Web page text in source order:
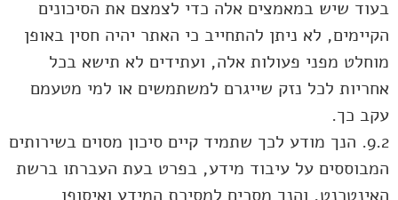
בעוד שיש במאמצים אלה כדי לצמצם את הסיכונים
הקיימים, לא ניתן להתחייב כי האתר יהיה חסין באופן
מוחלט מפני פעולות אלה, ועתידים לא תישא בכל
אחריות לכל נזק שייגרם למשתמשים או למי מטעמם
עקב כך.
9.2. הנך מודע לכך שתמיד קיים סיכון מסוים בשירותים
המבוססים על עיבוד מידע, בפרט בעת העברתו ברשת